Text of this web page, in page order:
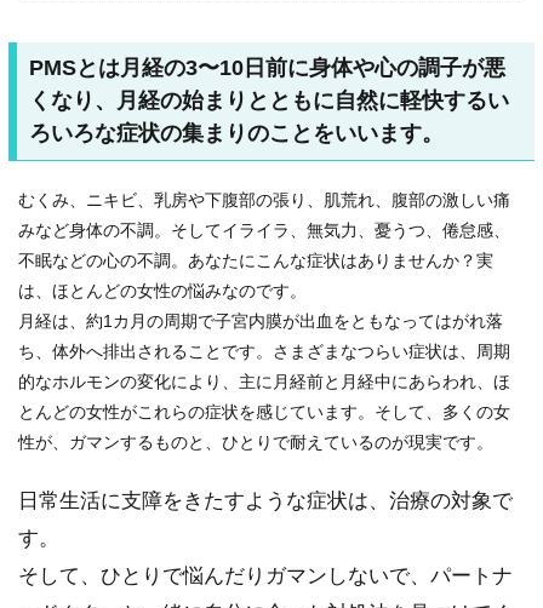
PMSとは月経の3〜10日前に身体や心の調子が悪
くなり、月経の始まりとともに自然に軽快するい
ろいろな症状の集まりのことをいいます。
むくみ、ニキビ、乳房や下腹部の張り、肌荒れ、腹部の激しい痛
みなど身体の不調。そしてイライラ、無気力、憂うつ、倦怠感、
不眠などの心の不調。あなたにこんな症状はありませんか？実
は、ほとんどの女性の悩みなのです。
月経は、約1カ月の周期で子宮内膜が出血をともなってはがれ落
ち、体外へ排出されることです。さまざまなつらい症状は、周期
的なホルモンの変化により、主に月経前と月経中にあらわれ、ほ
とんどの女性がこれらの症状を感じています。そして、多くの女
性が、ガマンするものと、ひとりで耐えているのが現実です。
日常生活に支障をきたすような症状は、治療の対象で
す。
そして、ひとりで悩んだりガマンしないで、パートナ